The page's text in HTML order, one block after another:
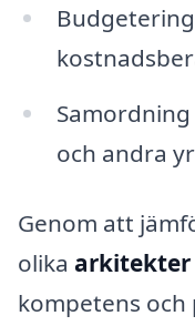
och andra
Genom att
olika arkitekter
kompetens